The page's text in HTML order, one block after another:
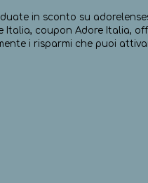
in sconto su
coupon Adore Italia,
i risparmi che puoi